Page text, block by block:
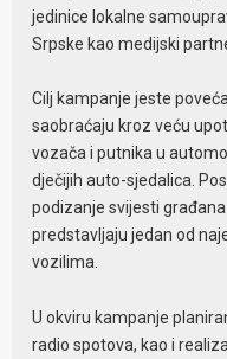
jedinice lokalne
Srpske kao medijski
Cilj kampanje jeste
saobraćaju kroz veću
vozača i putnika u
dječijih auto-sjedalica.
podizanje svijesti
predstavljaju jedan od
vozilima.
U okviru kampanje
radio spotova, kao i